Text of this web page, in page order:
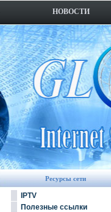
НОВОСТИ
Ресурсы сети
IPTV
Полезные ссылки